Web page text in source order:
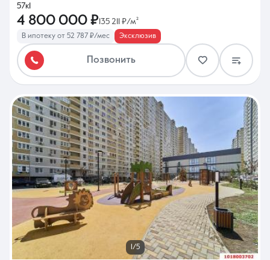
57к1
4 800 000 ₽ 135 211 ₽/м²
В ипотеку от 52 787 ₽/мес Эксклюзив
Позвонить
1/5